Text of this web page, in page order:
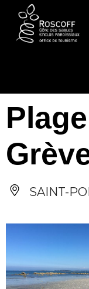
SAINT-
Cookies